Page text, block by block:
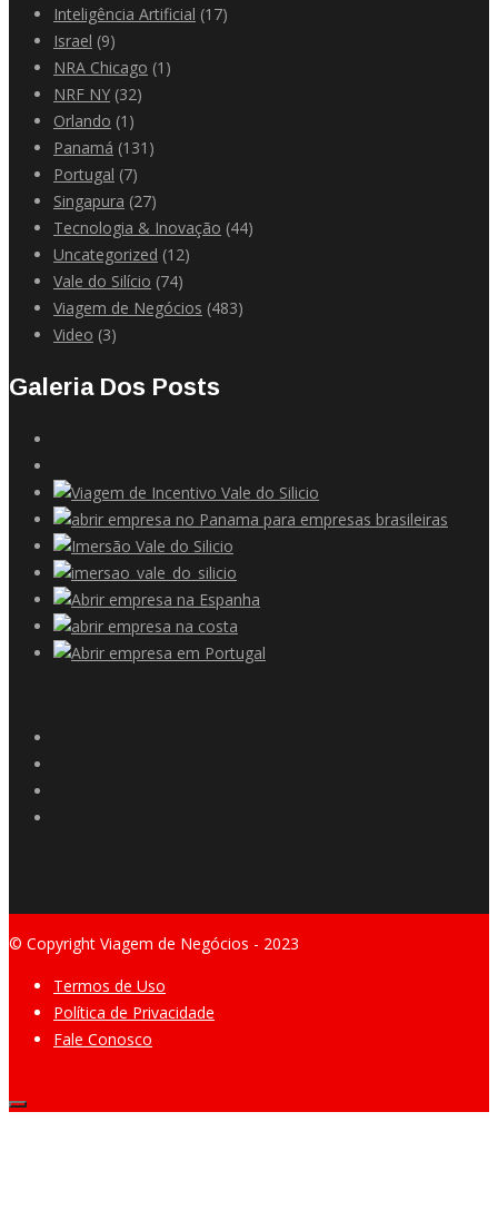
Inteligência Artificial (17)
Israel (9)
NRA Chicago (1)
NRF NY (32)
Orlando (1)
Panamá (131)
Portugal (7)
Singapura (27)
Tecnologia & Inovação (44)
Uncategorized (12)
Vale do Silício (74)
Viagem de Negócios (483)
Video (3)
Galeria Dos Posts
© Copyright Viagem de Negócios - 2023
Termos de Uso
Política de Privacidade
Fale Conosco